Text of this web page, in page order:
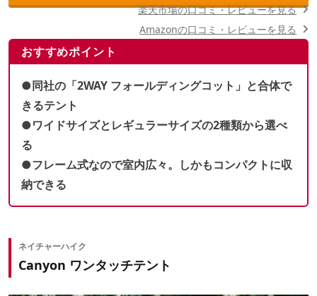
出典：Instagram by
テントコットの就寝スペースは地面から離れているので、
おすすめポイント
●同社の「2WAY フォールディングコット」と合体で
きるテント
●ワイドサイズとレギュラーサイズの2種類から選べ
る
●フレーム式なので室内広々。しかもコンパクトに収
納できる
楽天市場の口コミ・レビューを見る
Amazonの口コミ・レビューを見る
ネイチャーハイク
Canyon ワンタッチテント